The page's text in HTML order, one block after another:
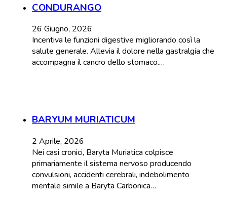
CONDURANGO
26 Giugno, 2026
Incentiva le funzioni digestive migliorando così la
salute generale. Allevia il dolore nella gastralgia che
accompagna il cancro dello stomaco.…
BARYUM MURIATICUM
2 Aprile, 2026
Nei casi cronici, Baryta Muriatica colpisce
primariamente il sistema nervoso producendo
convulsioni, accidenti cerebrali, indebolimento
mentale simile a Baryta Carbonica…